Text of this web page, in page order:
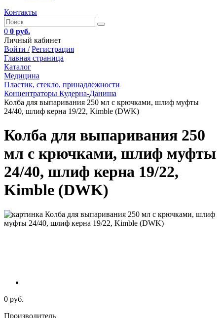
Контакты
0 0 руб.
Личный кабинет
Войти / Регистрация
Главная страница
Каталог
Медицина
Пластик, стекло, принадлежности
Концентраторы Кудерна-Даниша
Колба для выпаривания 250 мл с крючками, шлиф муфты
24/40, шлиф керна 19/22, Kimble (DWK)
Колба для выпаривания 250
мл с крючками, шлиф муфты
24/40, шлиф керна 19/22,
Kimble (DWK)
0 руб.
Производитель